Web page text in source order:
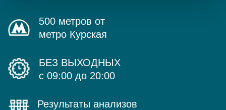
500 метров от
метро Курская
БЕЗ ВЫХОДНЫХ
с 09:00 до 20:00
Результаты анализов